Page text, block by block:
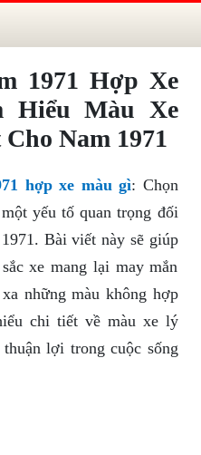
1971 Hợp Xe
Hiểu Màu Xe
Nam 1971
hợp xe màu gì: Chọn
yếu tố quan trọng đối
Bài viết này sẽ giúp
xe mang lại may mắn
những màu không hợp
chi tiết về màu xe lý
lợi trong cuộc sống